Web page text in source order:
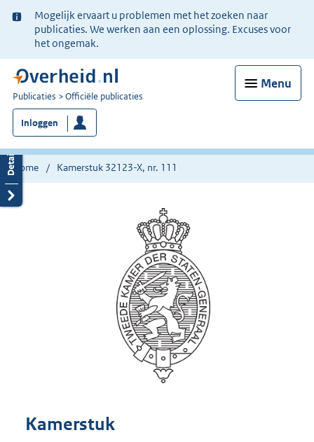
Ter
informatie:
Mogelijk ervaart u problemen met het zoeken naar
publicaties. We werken aan een oplossing. Excuses voor
het ongemak.
Menu
U
bent
nu
hier:
Publicaties Officiële publicaties
Inloggen
Home Kamerstuk 32123-X, nr. 111
Kamerstuk